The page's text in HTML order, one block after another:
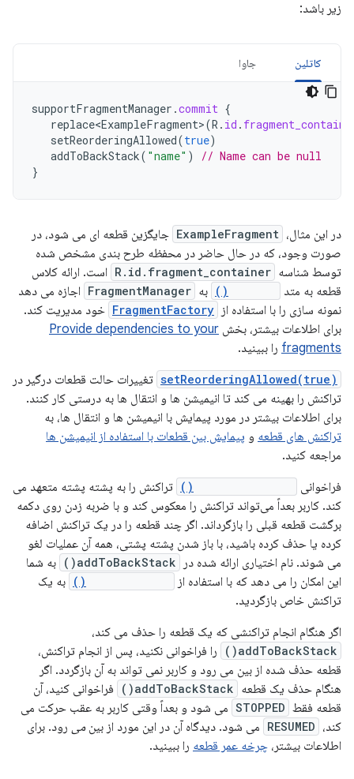
زیر باشد:
کاتلین جاوا
supportFragmentManager .commit {
replace<ExampleFragment>(R . id .
setReorderingAllowed(true)
addToBackStack( "name" )
// Name can be null
}
در این مثال، ExampleFragment جایگزین قطعه ای می شود، در
صورت وجود، که در حال حاضر در محفظه طرح بندی مشخص شده
توسط شناسه R.id.fragment_container است. ارائه کلاس
قطعه به متد
به FragmentManager اجازه می دهد
نمونه سازی را با استفاده از FragmentFactory خود مدیریت کند.
برای اطلاعات بیشتر، بخش Provide dependencies to your
fragments را ببینید.
setReorderingAllowed(true) تغییرات حالت قطعات درگیر در
تراکنش را بهینه می کند تا انیمیشن ها و انتقال ها به درستی کار کنند.
برای اطلاعات بیشتر در مورد پیمایش با انیمیشن ها و انتقال ها، به
تراکنش های قطعه و پیمایش بین قطعات با استفاده از انیمیشن ها
مراجعه کنید.
فراخوانی
تراکنش را به پشته پشته متعهد می
کند. کاربر بعداً می‌تواند تراکنش را معکوس کند و با ضربه زدن روی دکمه
برگشت قطعه قبلی را بازگرداند. اگر چند قطعه را در یک تراکنش اضافه
کرده یا حذف کرده باشید، با باز شدن پشته پشتی، همه آن عملیات لغو
می شوند. نام اختیاری ارائه شده در
addToBackStack()
به شما
این امکان را می دهد که با استفاده از
به یک
تراکنش خاص بازگردید.
اگر هنگام انجام تراکنشی که یک قطعه را حذف می کند،
addToBackStack()
را فراخوانی نکنید، پس از انجام تراکنش،
قطعه حذف شده از بین می رود و کاربر نمی تواند به آن بازگردد. اگر
هنگام حذف یک قطعه addToBackStack()
فراخوانی کنید، آن
قطعه فقط STOPPED می شود و بعداً وقتی کاربر به عقب حرکت می
کند، RESUMED می شود. دیدگاه آن در این مورد از بین می رود. برای
اطلاعات بیشتر، چرخه عمر قطعه را ببینید.